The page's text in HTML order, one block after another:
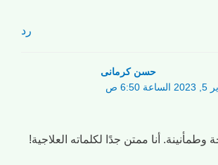
رد
حسن کرمانی
6:50 ص
أنا ممتن جدًا لكلماته العلاجية!